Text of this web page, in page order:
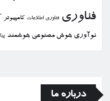
فناوری فناوری اطلاعات كامپیوتر
نوآوری هوش مصنوعی هوشمند
درباره ما